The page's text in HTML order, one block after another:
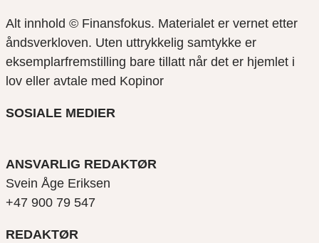
Alt innhold © Finansfokus. Materialet er vernet etter
åndsverkloven. Uten uttrykkelig samtykke er
eksemplarfremstilling bare tillatt når det er hjemlet i
lov eller avtale med Kopinor
SOSIALE MEDIER
ANSVARLIG REDAKTØR
Svein Åge Eriksen
+47 900 79 547
REDAKTØR